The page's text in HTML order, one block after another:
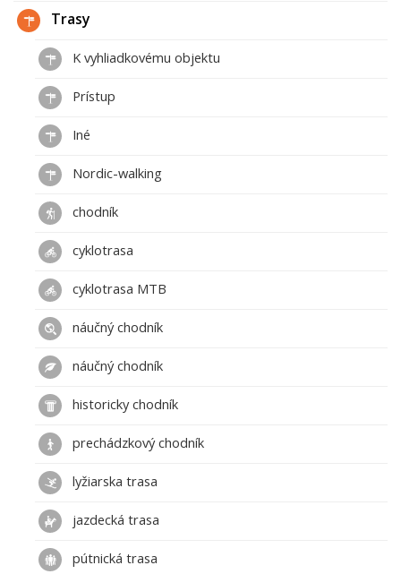
Trasy
K vyhliadkovému objektu
Prístup
Iné
Nordic-walking
chodník
cyklotrasa
cyklotrasa MTB
náučný chodník
náučný chodník
historicky chodník
prechádzkový chodník
lyžiarska trasa
jazdecká trasa
pútnická trasa